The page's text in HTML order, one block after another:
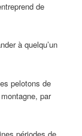
de
à quelqu’un
pelotons de
par
périodes de